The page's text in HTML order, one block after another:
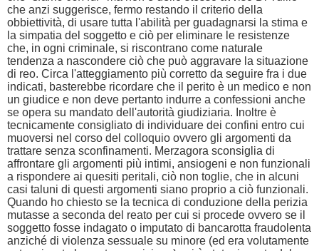
che anzi suggerisce, fermo restando il criterio della
obbiettività, di usare tutta l'abilità per guadagnarsi la stima e
la simpatia del soggetto e ciò per eliminare le resistenze
che, in ogni criminale, si riscontrano come naturale
tendenza a nascondere ciò che può aggravare la situazione
di reo. Circa l'atteggiamento più corretto da seguire fra i due
indicati, basterebbe ricordare che il perito è un medico e non
un giudice e non deve pertanto indurre a confessioni anche
se opera su mandato dell'autorità giudiziaria. Inoltre è
tecnicamente consigliato di individuare dei confini entro cui
muoversi nel corso del colloquio ovvero gli argomenti da
trattare senza sconfinamenti. Merzagora sconsiglia di
affrontare gli argomenti più intimi, ansiogeni e non funzionali
a rispondere ai quesiti peritali, ciò non toglie, che in alcuni
casi taluni di questi argomenti siano proprio a ciò funzionali.
Quando ho chiesto se la tecnica di conduzione della perizia
mutasse a seconda del reato per cui si procede ovvero se il
soggetto fosse indagato o imputato di bancarotta fraudolenta
anziché di violenza sessuale su minore (ed era volutamente